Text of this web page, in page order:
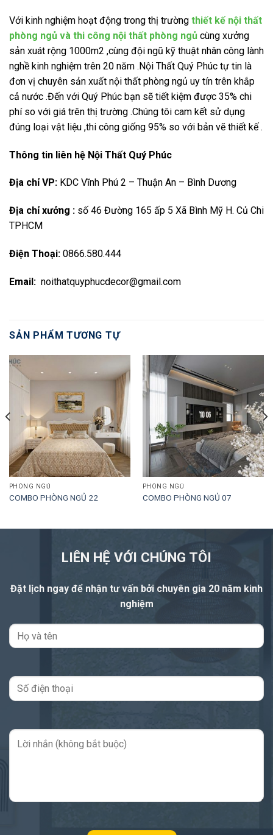
Với kinh nghiệm hoạt động trong thị trường thiết kế nội thất
phòng ngủ và thi công nội thất phòng ngủ cùng xưởng
sản xuát rộng 1000m2 ,cùng đội ngũ kỹ thuật nhân công lành
nghề kinh nghiệm trên 20 năm .Nội Thất Quý Phúc tự tin là
đơn vị chuyên sản xuất nội thất phòng ngủ uy tín trên khắp
cả nước .Đến với Quý Phúc bạn sẽ tiết kiệm được 35% chi
phí so với giá trên thị trường .Chúng tôi cam kết sử dụng
đúng loại vật liệu ,thi công giống 95% so với bản vẽ thiết kế .
Thông tin liên hệ Nội Thất Quý Phúc
Địa chỉ VP: KDC Vĩnh Phú 2 – Thuận An – Bình Dương
Địa chỉ xưởng : số 46 Đường 165 ấp 5 Xã Bình Mỹ H. Củ Chi
TPHCM
Điện Thoại: 0866.580.444
Email: noithatquyphucdecor@gmail.com
SẢN PHẨM TƯƠNG TỰ
PHÒNG NGỦ
COMBO PHÒNG NGỦ 22
PHÒNG NGỦ
COMBO PHÒNG NGỦ 07
LIÊN HỆ VỚI CHÚNG TÔI
Đặt lịch ngay để nhận tư vấn bởi chuyên gia 20 năm kinh
nghiệm